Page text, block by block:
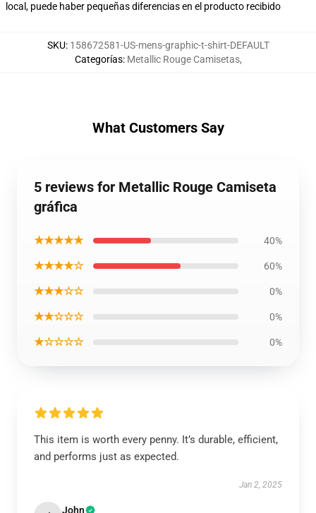
local, puede haber pequeñas diferencias en el producto recibido
SKU: 158672581-US-mens-graphic-t-shirt-DEFAULT
Categorías: Metallic Rouge Camisetas,
What Customers Say
5 reviews for Metallic Rouge Camiseta
gráfica
★★★★★ 40%
★★★★☆ 60%
★★★☆☆ 0%
★★☆☆☆ 0%
★☆☆☆☆ 0%
This item is worth every penny. It’s durable, efficient,
and performs just as expected.
Jan 2, 2025
John